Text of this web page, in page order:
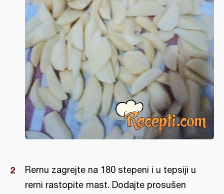
Rernu zagrejte na 180 stepeni i u tepsiji u
rerni rastopite mast. Dodajte prosušen